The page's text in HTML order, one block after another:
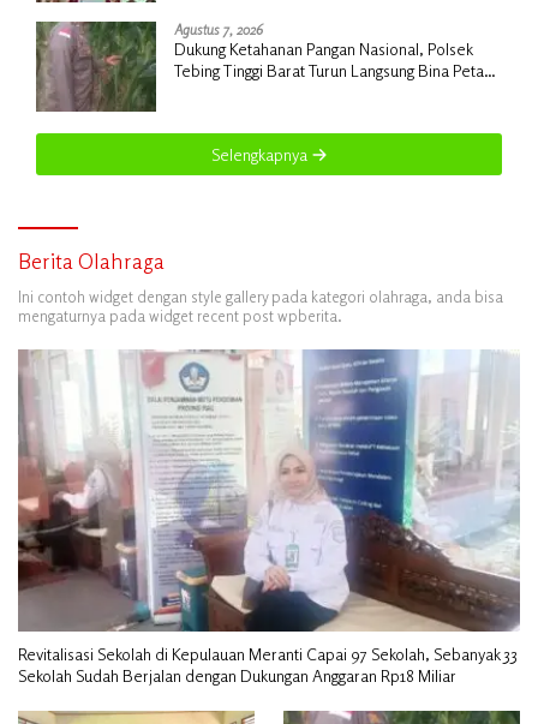
Agustus 7, 2026
Dukung Ketahanan Pangan Nasional, Polsek
Tebing Tinggi Barat Turun Langsung Bina Petani
Selengkapnya
Berita Olahraga
Ini contoh widget dengan style gallery pada kategori olahraga, anda bisa
mengaturnya pada widget recent post wpberita.
Revitalisasi Sekolah di Kepulauan Meranti Capai 97 Sekolah, Sebanyak 33
Sekolah Sudah Berjalan dengan Dukungan Anggaran Rp18 Miliar